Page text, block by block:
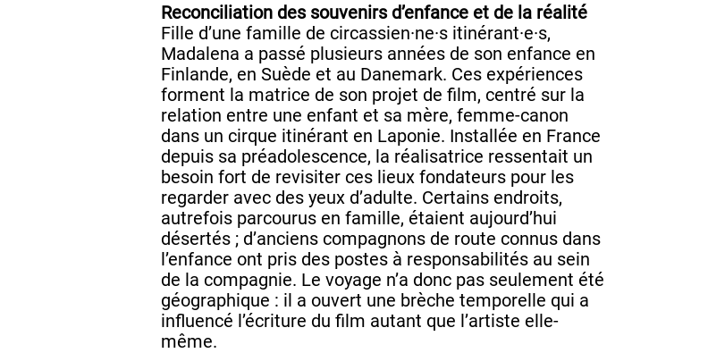
Reconciliation des souvenirs d’enfance et de la réalité
Fille d’une famille de circassien·ne·s itinérant·e·s,
Madalena a passé plusieurs années de son enfance en
Finlande, en Suède et au Danemark. Ces expériences
forment la matrice de son projet de film, centré sur la
relation entre une enfant et sa mère, femme-canon
dans un cirque itinérant en Laponie. Installée en France
depuis sa préadolescence, la réalisatrice ressentait un
besoin fort de revisiter ces lieux fondateurs pour les
regarder avec des yeux d’adulte. Certains endroits,
autrefois parcourus en famille, étaient aujourd’hui
désertés ; d’anciens compagnons de route connus dans
l’enfance ont pris des postes à responsabilités au sein
de la compagnie. Le voyage n’a donc pas seulement été
géographique : il a ouvert une brèche temporelle qui a
influencé l’écriture du film autant que l’artiste elle-
même.